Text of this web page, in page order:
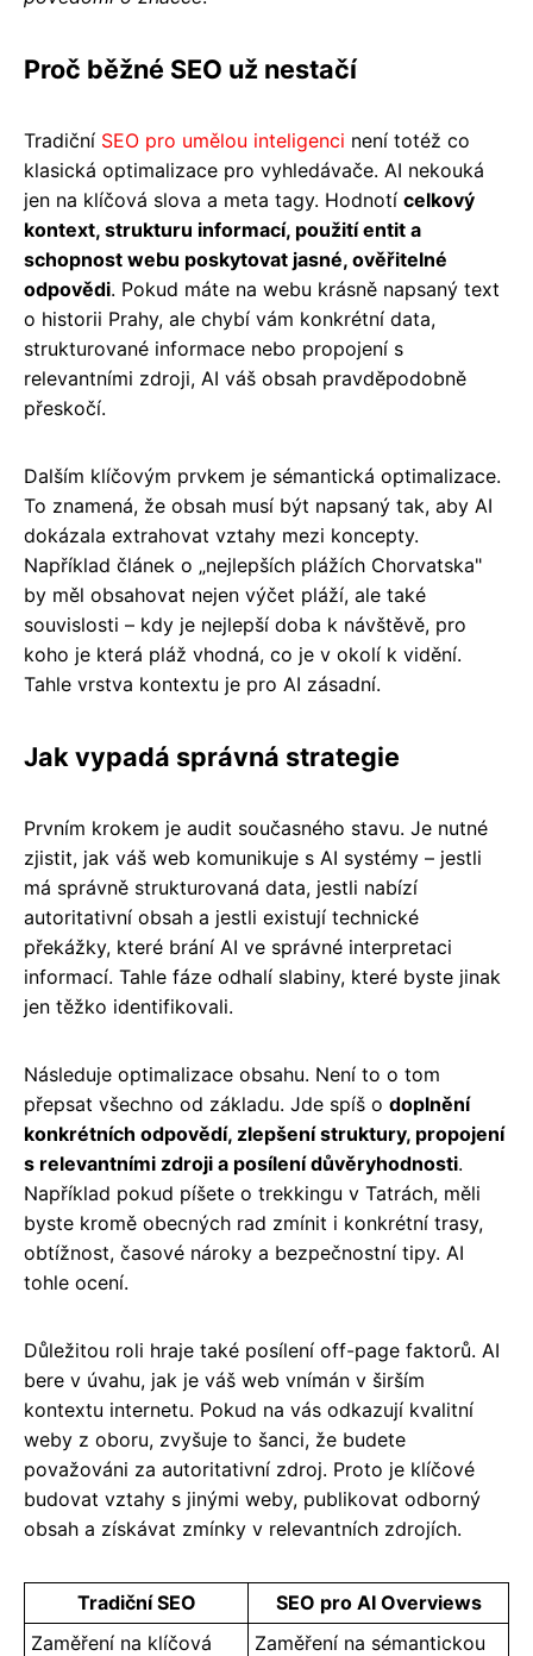
Proč běžné SEO už nestačí
Tradiční SEO pro umělou inteligenci není totéž co
klasická optimalizace pro vyhledávače. AI nekouká
jen na klíčová slova a meta tagy. Hodnotí celkový
kontext, strukturu informací, použití entit a
schopnost webu poskytovat jasné, ověřitelné
odpovědi. Pokud máte na webu krásně napsaný text
o historii Prahy, ale chybí vám konkrétní data,
strukturované informace nebo propojení s
relevantními zdroji, AI váš obsah pravděpodobně
přeskočí.
Dalším klíčovým prvkem je sémantická optimalizace.
To znamená, že obsah musí být napsaný tak, aby AI
dokázala extrahovat vztahy mezi koncepty.
Například článek o „nejlepších plážích Chorvatska"
by měl obsahovat nejen výčet pláží, ale také
souvislosti – kdy je nejlepší doba k návštěvě, pro
koho je která pláž vhodná, co je v okolí k vidění.
Tahle vrstva kontextu je pro AI zásadní.
Jak vypadá správná strategie
Prvním krokem je audit současného stavu. Je nutné
zjistit, jak váš web komunikuje s AI systémy – jestli
má správně strukturovaná data, jestli nabízí
autoritativní obsah a jestli existují technické
překážky, které brání AI ve správné interpretaci
informací. Tahle fáze odhalí slabiny, které byste jinak
jen těžko identifikovali.
Následuje optimalizace obsahu. Není to o tom
přepsat všechno od základu. Jde spíš o doplnění
konkrétních odpovědí, zlepšení struktury, propojení
s relevantními zdroji a posílení důvěryhodnosti.
Například pokud píšete o trekkingu v Tatrách, měli
byste kromě obecných rad zmínit i konkrétní trasy,
obtížnost, časové nároky a bezpečnostní tipy. AI
tohle ocení.
Důležitou roli hraje také posílení off-page faktorů. AI
bere v úvahu, jak je váš web vnímán v širším
kontextu internetu. Pokud na vás odkazují kvalitní
weby z oboru, zvyšuje to šanci, že budete
považováni za autoritativní zdroj. Proto je klíčové
budovat vztahy s jinými weby, publikovat odborný
obsah a získávat zmínky v relevantních zdrojích.
Tradiční SEO
SEO pro AI Overviews
Zaměření na klíčová
Zaměření na sémantickou